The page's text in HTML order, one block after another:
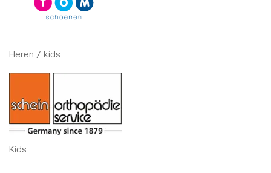
Heren / kids
Kids